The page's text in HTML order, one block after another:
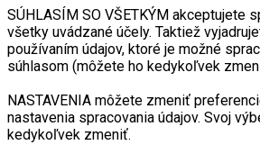
SÚHLASÍM SO VŠETKÝM akceptujete
všetky uvádzané účely. Taktiež
používaním údajov, ktoré je možné
súhlasom (môžete ho kedykoľvek
NASTAVENIA môžete zmeniť
nastavenia spracovania údajov. Svoj
kedykoľvek zmeniť.